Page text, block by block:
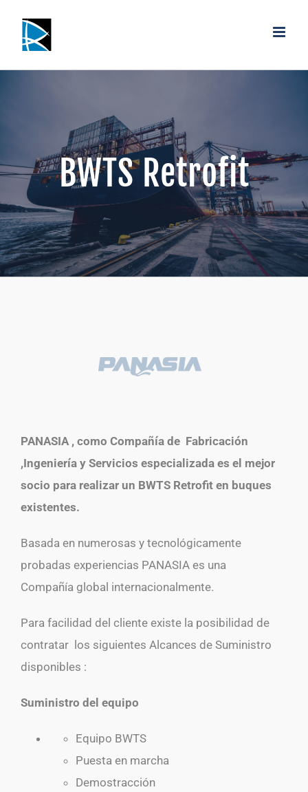
contenido
BWTS Retrofit
PANASIA , como Compañía de Fabricación
,Ingeniería y Servicios especializada es el mejor
socio para realizar un BWTS Retrofit en buques
existentes.
Basada en numerosas y tecnológicamente
probadas experiencias PANASIA es una
Compañía global internacionalmente.
Para facilidad del cliente existe la posibilidad de
contratar los siguientes Alcances de Suministro
disponibles :
Suministro del equipo
Equipo BWTS
Puesta en marcha
Demostracción